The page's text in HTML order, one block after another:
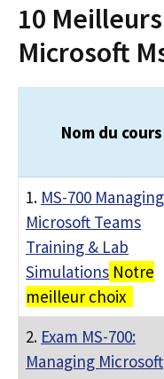
10
Microsoft
Nom du cours
1. MS-700 Managing
Microsoft Teams
Training & Lab
Simulations Notre
meilleur choix
2. Exam MS-700:
Managing Microsoft